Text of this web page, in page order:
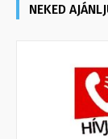
NEKED